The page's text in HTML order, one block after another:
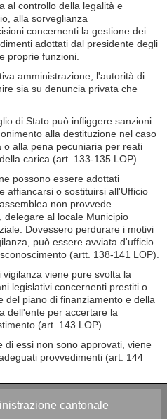
al controllo della legalità e
alla sorveglianza
concernenti la gestione dei
adottati dal presidente degli
proprie funzioni.
amministrazione, l'autorità di
sia su denuncia privata che
di Stato può infliggere sanzioni
alla destituzione nel caso
alla pena pecuniaria per reati
carica (art. 133-135 LOP).
possono essere adottati
affiancarsi o sostituirsi all'Ufficio
non provvede
delegare al locale Municipio
Dovessero perdurare i motivi
può essere avviata d'ufficio
(artt. 138-141 LOP).
viene pure svolta la
legislativi concernenti prestiti o
del piano di finanziamento e della
dell'ente per accertare la
(art. 143 LOP).
di essi non sono approvati, viene
provvedimenti (art. 144
cantonale